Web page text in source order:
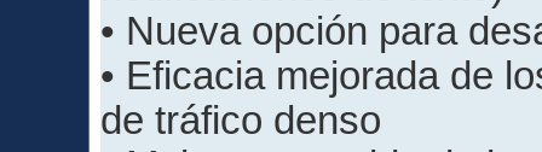
• Nueva opción para
• Eficacia mejorada de
de tráfico denso